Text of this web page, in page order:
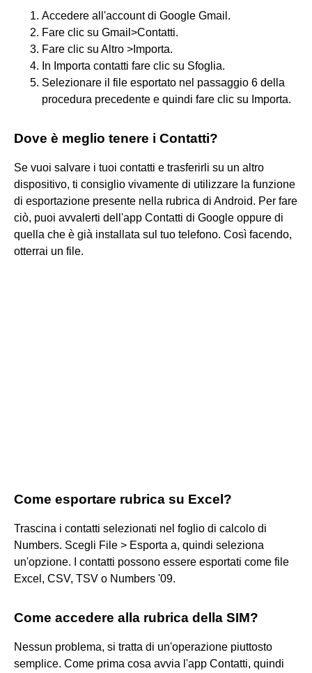
Accedere all'account di Google Gmail.
Fare clic su Gmail>Contatti.
Fare clic su Altro >Importa.
In Importa contatti fare clic su Sfoglia.
Selezionare il file esportato nel passaggio 6 della
procedura precedente e quindi fare clic su Importa.
Dove è meglio tenere i Contatti?
Se vuoi salvare i tuoi contatti e trasferirli su un altro
dispositivo, ti consiglio vivamente di utilizzare la funzione
di esportazione presente nella rubrica di Android. Per fare
ciò, puoi avvalerti dell'app Contatti di Google oppure di
quella che è già installata sul tuo telefono. Così facendo,
otterrai un file.
Come esportare rubrica su Excel?
Trascina i contatti selezionati nel foglio di calcolo di
Numbers. Scegli File > Esporta a, quindi seleziona
un'opzione. I contatti possono essere esportati come file
Excel, CSV, TSV o Numbers '09.
Come accedere alla rubrica della SIM?
Nessun problema, si tratta di un'operazione piuttosto
semplice. Come prima cosa avvia l'app Contatti, quindi